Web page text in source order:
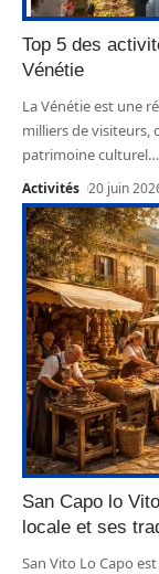
Top 5 des
Vénétie
La Vénétie est une
milliers de visiteurs,
patrimoine culturel…
Activités 20 juin
San Capo lo
locale et ses
San Vito Lo Capo